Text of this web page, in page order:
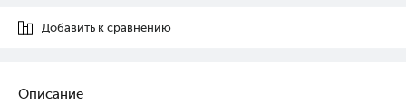
Добавить к сравнению
Описание